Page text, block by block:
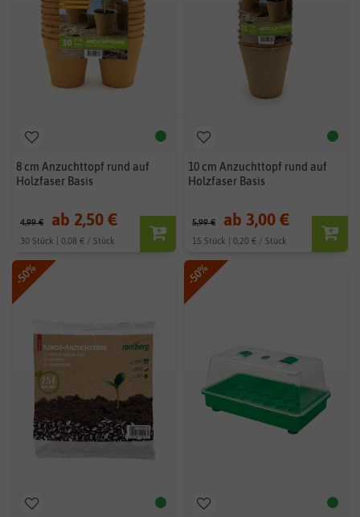
8 cm Anzuchttopf rund auf
Holzfaser Basis
4,99 € ab 2,50 €
30 Stück | 0,08 € / Stück
10 cm Anzuchttopf rund auf
Holzfaser Basis
5,99 € ab 3,00 €
15 Stück | 0,20 € / Stück
-50% -50%